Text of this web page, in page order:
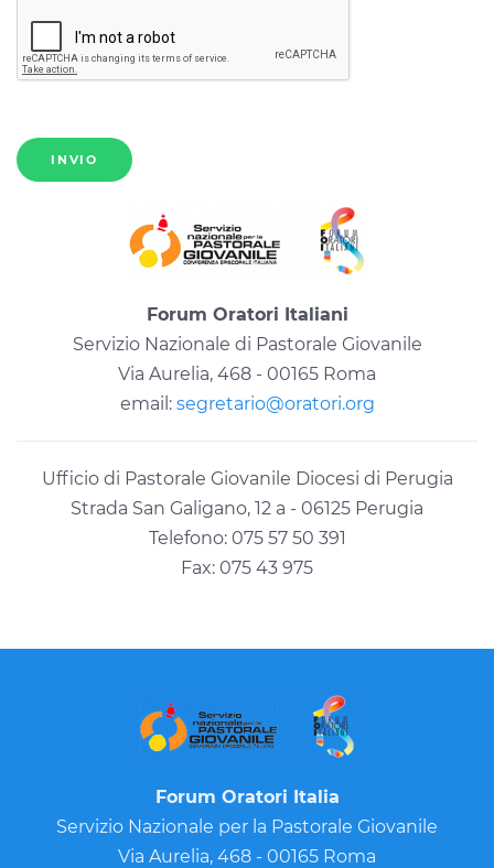
INVIO
Forum Oratori Italiani
Servizio Nazionale di Pastorale Giovanile
Via Aurelia, 468 - 00165 Roma
email: segretario@oratori.org
Ufficio di Pastorale Giovanile Diocesi di Perugia
Strada San Galigano, 12 a - 06125 Perugia
Telefono: 075 57 50 391
Fax: 075 43 975
Forum Oratori Italia
Servizio Nazionale per la Pastorale Giovanile
Via Aurelia, 468 - 00165 Roma